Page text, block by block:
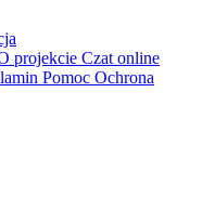
projekcie Czat online
Pomoc Ochrona